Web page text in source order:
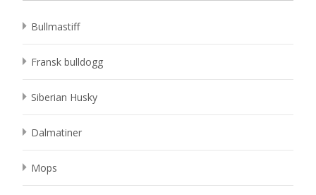
Bullmastiff
Fransk bulldogg
Siberian Husky
Dalmatiner
Mops